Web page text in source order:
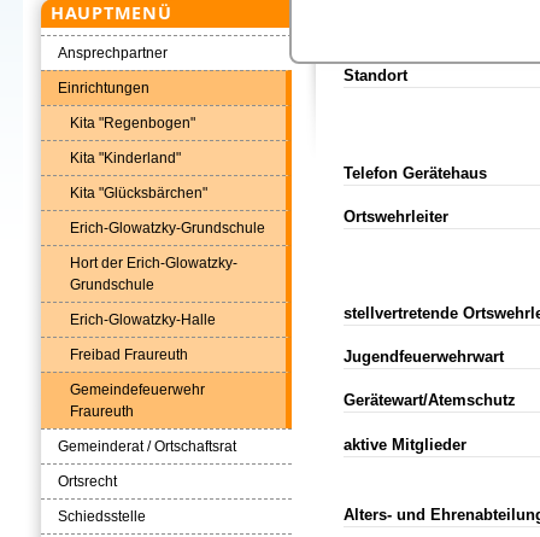
Standort
Telefon Gerätehaus
Ortswehrleiter
stellvertretende
Jugendfeuerwehrwart
Gerätewart/Atemschutz
aktive Mitglieder
Alters- und
HAUPTMENÜ
Ansprechpartner
Einrichtungen
Kita "Regenbogen"
Kita "Kinderland"
Kita "Glücksbärchen"
Erich-Glowatzky-Grundschule
Hort der Erich-Glowatzky-
Grundschule
Erich-Glowatzky-Halle
Freibad Fraureuth
Gemeindefeuerwehr
Fraureuth
Gemeinderat / Ortschaftsrat
Ortsrecht
Schiedsstelle